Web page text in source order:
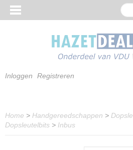
Inloggen Registreren
Home > Handgereedschappen >
Dopsleutelbits > Inbus